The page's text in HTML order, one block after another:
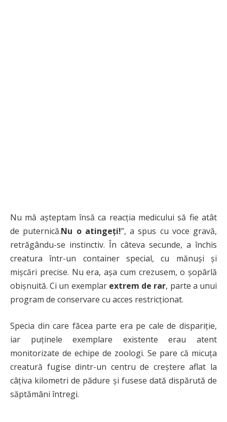
Nu mă așteptam însă ca reacția medicului să fie atât
de puternică.Nu o atingeți!”, a spus cu voce gravă,
retrăgându-se instinctiv. În câteva secunde, a închis
creatura într-un container special, cu mănuși și
mișcări precise. Nu era, așa cum crezusem, o șopârlă
obișnuită. Ci un exemplar extrem de rar, parte a unui
program de conservare cu acces restricționat.
Specia din care făcea parte era pe cale de dispariție,
iar puținele exemplare existente erau atent
monitorizate de echipe de zoologi. Se pare că micuța
creatură fugise dintr-un centru de creștere aflat la
câțiva kilometri de pădure și fusese dată dispărută de
săptămâni întregi.